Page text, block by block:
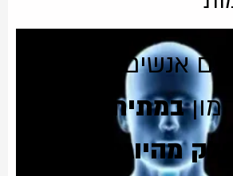
אנשים התמחו
במתיחה של
מהיוגה,